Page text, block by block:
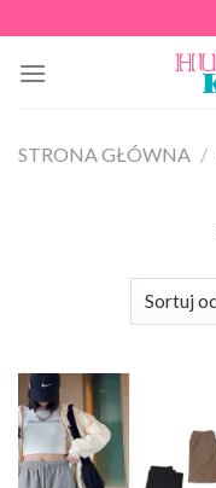
to
content
STRONA GŁÓWNA /